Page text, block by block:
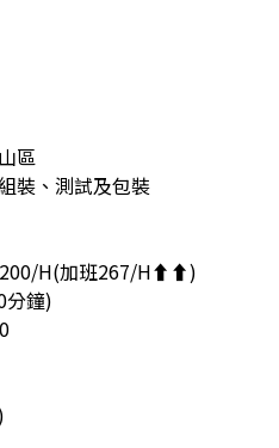
區
裝、測試及包裝
H(加班267/H⬆️⬆️)
分鐘)